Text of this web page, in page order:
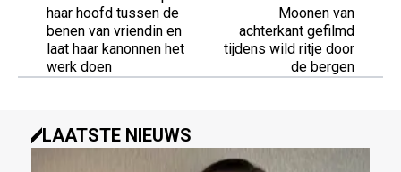
haar hoofd tussen de
benen van vriendin en
laat haar kanonnen het
werk doen
Moonen van
achterkant gefilmd
tijdens wild ritje door
de bergen
LAATSTE NIEUWS